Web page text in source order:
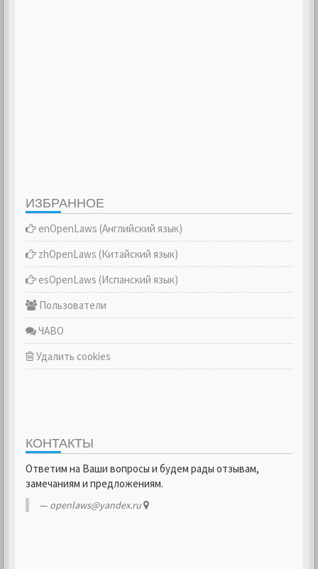
ИЗБРАННОЕ
enOpenLaws (Английский язык)
zhOpenLaws (Китайский язык)
esOpenLaws (Испанский язык)
Пользователи
ЧАВО
Удалить cookies
КОНТАКТЫ
Ответим на Ваши вопросы и будем рады отзывам,
замечаниям и предложениям.
openlaws@yandex.ru